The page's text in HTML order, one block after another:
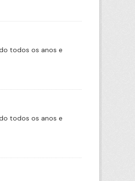
todos os anos e
todos os anos e